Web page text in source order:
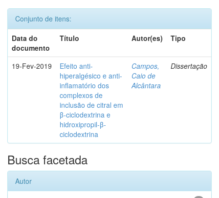
Conjunto de itens:
Data do
documento
Título Autor(es) Tipo
19-Fev-2019
Efeito anti-
hiperalgésico e anti-
inflamatório dos
complexos de
inclusão de citral em
β-ciclodextrina e
hidroxipropil-β-
ciclodextrina
Campos,
Caio de
Alcântara
Dissertação
Busca facetada
Autor